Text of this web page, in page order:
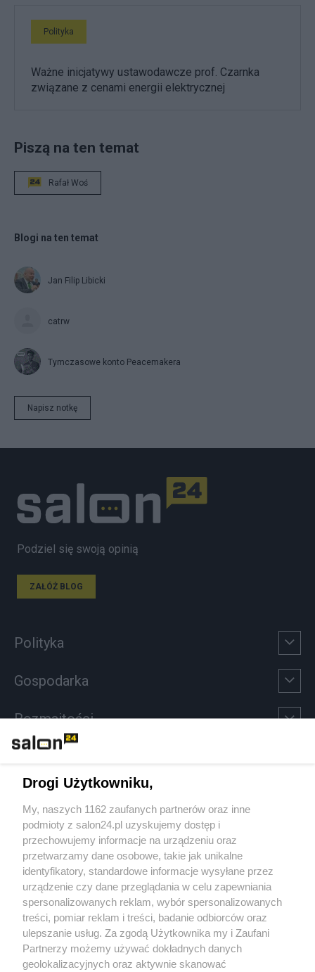
Polityka
Ważne inicjatywy ustawodawcze prof. Czarnka
związane z cenami energii elektrycznej
Piszą na ten temat
Rafał Woś
Blogi na ten temat
Jan Filip Libicki
catrw
Tymczasowe konto Peacemakera
Napisz notkę
Podziel się swoją opinią
ZAŁÓŻ BLOG
Polityka
Gospodarka
Rozmaitości
Sport
Społeczeństwo
Kultura
X Facebook Instagram Youtube
Drogi Użytkowniku,
My, naszych 1162 zaufanych partnerów oraz inne
podmioty z salon24.pl uzyskujemy dostęp i
przechowujemy informacje na urządzeniu oraz
przetwarzamy dane osobowe, takie jak unikalne
identyfikatory, standardowe informacje wysyłane przez
urządzenie czy dane przeglądania w celu zapewniania
spersonalizowanych reklam, wybór spersonalizowanych
treści, pomiar reklam i treści, badanie odbiorców oraz
ulepszanie usług. Za zgodą Użytkownika my i Zaufani
Partnerzy możemy używać dokładnych danych
geolokalizacyjnych oraz aktywnie skanować